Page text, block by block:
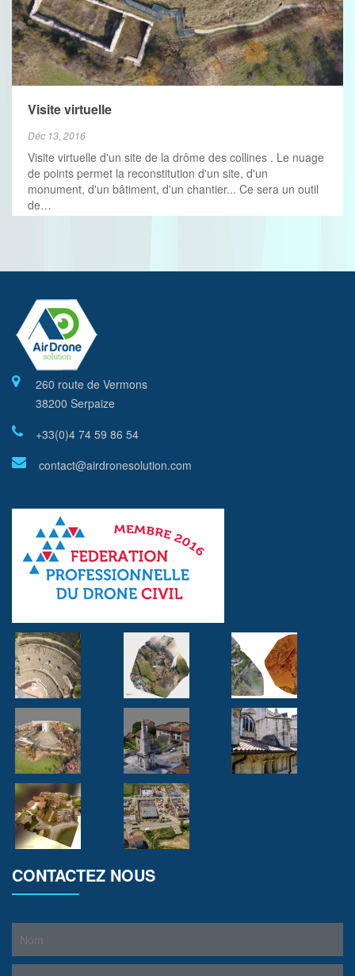
Visite virtuelle
Déc 13, 2016
Visite virtuelle d'un site de la drôme des collines . Le nuage
de points permet la reconstitution d'un site, d'un
monument, d'un bâtiment, d'un chantier... Ce sera un outil
de…
260 route de Vermons
38200 Serpaize
+33(0)4 74 59 86 54
contact@airdronesolution.com
CONTACTEZ NOUS